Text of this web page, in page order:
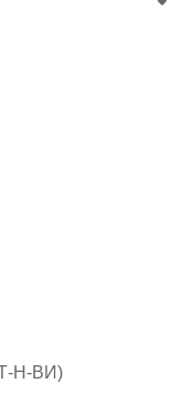
Н-ВИ)